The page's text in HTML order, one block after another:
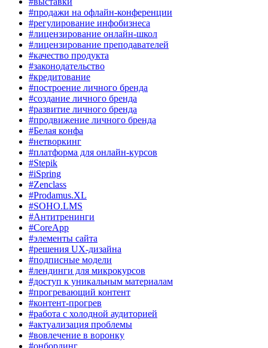
#продажи на офлайн-конференции
#регулирование инфобизнеса
#лицензирование онлайн-школ
#лицензирование преподавателей
#качество продукта
#законодательство
#кредитование
#построение личного бренда
#создание личного бренда
#развитие личного бренда
#продвижение личного бренда
#Белая конфа
#нетворкинг
#платформа для онлайн-курсов
#Stepik
#iSpring
#Zenclass
#Prodamus.XL
#SOHO.LMS
#Антитренинги
#CoreApp
#элементы сайта
#решения UX-дизайна
#подписные модели
#лендинги для микрокурсов
#доступ к уникальным материалам
#прогревающий контент
#контент-прогрев
#работа с холодной аудиторией
#актуализация проблемы
#вовлечение в воронку
#онбординг